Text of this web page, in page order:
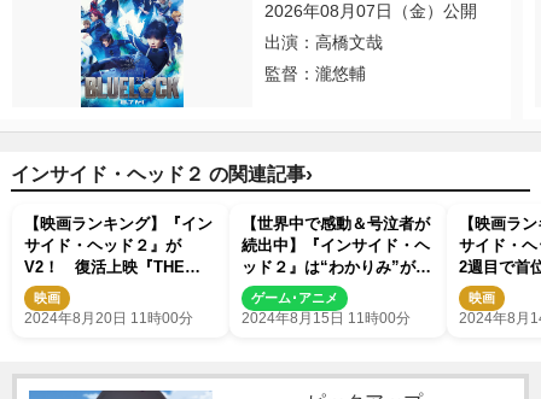
2026年08月07日（金）公開
出演：高橋文哉
監督：瀧悠輔
インサイド・ヘッド２ の関連記事›
【映画ランキング】『イン
サイド・ヘッド２』が
V2！ 復活上映『THE
FIRST SLAM DUNK』が再
ランクイン！
映画
2024年8月20日 11時00分
【世界中で感動＆号泣者が
続出中】『インサイド・ヘ
ッド２』は“わかりみ”が深
すぎる！ 自分自身を包み
込んでくれる“特別な映画
ゲーム･アニメ
2024年8月15日 11時00分
【映画ラ
サイド・
2週目で首
ヨンしん
位スタート
映画
2024年8月